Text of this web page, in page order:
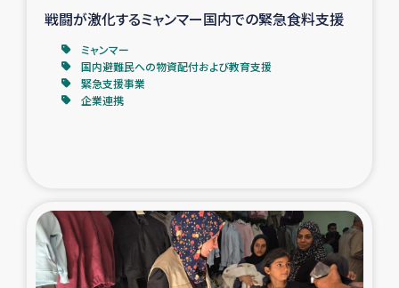
アグロフォレストリー（カカオ）事業
戦闘が激化するミャンマー国内での緊急食料支援
ミャンマー
国内避難民への物資配付および教育支援
緊急支援事業
企業連携